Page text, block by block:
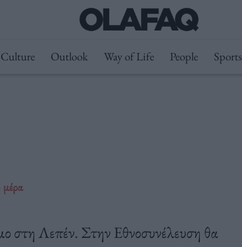
Culture Outlook Way of Life People Sports
μέρα
στη Λεπέν. Στην Εθνοσυνέλευση θα